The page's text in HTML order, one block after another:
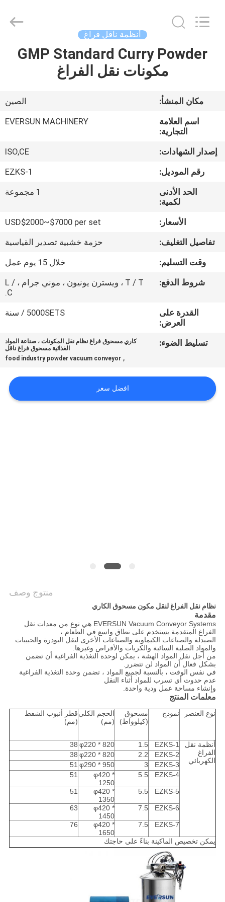
مسكن
عرض
الافتراضي
معلومات
جولة
في
المعمل
الجودة
اتصل
اطلب
أنظمة ناقل فراغ
GMP Standard Curry Powder
مكونات نقل الفراغ
مكان المنشأ:
الصين
اسم العلامة
التجارية:
EVERSUN MACHINERY
إصدار الشهادات:
ISO,CE
رقم الموديل:
EZKS-1
الحد الأدنى
لكمية:
1 مجموعة
الأسعار:
USD$2000~$7000 per set
تفاصيل التغليف:
حزمة خشبية تصدير القياسية
وقت التسليم:
خلال 15 يوم عمل
شروط الدفع:
T / T ، ويسترن يونيون ، موني جرام ، L /
C.
القدرة على
العرض:
5000SETS / سنة
تسليط الضوء:
كاري مسحوق فراغ نظام نقل المكونات ، صناعة المواد
الغذائية مسحوق فراغ ناقل
,
food industry powder vacuum conveyor
افضل سعر
منتوج وصف
نظام نقل الفراغ لنقل مكون مسحوق الكاري
مقدمة
EVERSUN Vacuum Conveyor Systems هي نوع من معدات نقل
الفراغ المتقدمة.يستخدم على نطاق واسع في الطعام ،
الصيدلة والصناعات الكيماوية والصناعات الأخرى لنقل البودرة والحبيبات
والمواد الصلبة السائبة والكريات والأقراص وغيرها.
من أجل نقل المواد الهشة ، يمكن لوحدة التغذية الفراغية أن تضمن
بشكل فعال أن المواد لن تتضرر.
في نفس الوقت ، بالنسبة لجميع المواد ، تضمن وحدة التغذية الفراغية
عدم حدوث أي تسرب للمواد أثناء النقل
وإنشاء مساحة عمل ودية واحدة.
معلمات المنتج
نوع العنصر نموذج
مسحوق
(كيلوواط)
الحجم الكلي
(مم)
قطر أنبوب الشفط
(مم)
أنظمة نقل
الفراغ
الكهربائي
EZKS-1
1.5
φ220 * 820
38
EZKS-2
2.2
φ220 * 820
38
EZKS-3
3
φ290 * 950
51
EZKS-4
5.5
φ420 *
1250
51
EZKS-5
5.5
φ420 *
1350
51
EZKS-6
7.5
φ420 *
1450
63
EZKS-7
7.5
φ420 *
1650
76
يمكن تخصيص الماكينة بناءً على حاجتك